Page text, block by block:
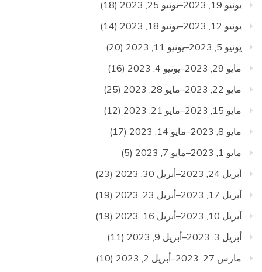
يونيو 19, 2023–يونيو 25, 2023
(18)
يونيو 12, 2023–يونيو 18, 2023
(14)
يونيو 5, 2023–يونيو 11, 2023
(20)
مايو 29, 2023–يونيو 4, 2023
(16)
مايو 22, 2023–مايو 28, 2023
(25)
مايو 15, 2023–مايو 21, 2023
(12)
مايو 8, 2023–مايو 14, 2023
(17)
مايو 1, 2023–مايو 7, 2023
(5)
أبريل 24, 2023–أبريل 30, 2023
(23)
أبريل 17, 2023–أبريل 23, 2023
(19)
أبريل 10, 2023–أبريل 16, 2023
(19)
أبريل 3, 2023–أبريل 9, 2023
(11)
مارس 27, 2023–أبريل 2, 2023
(10)